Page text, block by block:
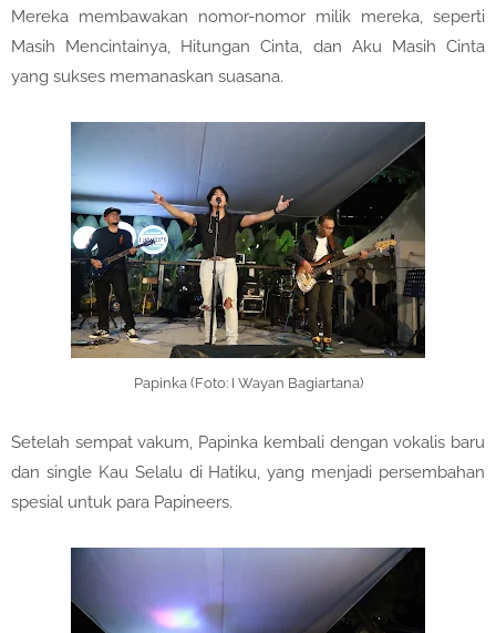
Mereka membawakan nomor-nomor milik mereka, seperti
Masih Mencintainya, Hitungan Cinta, dan Aku Masih Cinta
yang sukses memanaskan suasana.
Papinka (Foto: I Wayan Bagiartana)
Setelah sempat vakum, Papinka kembali dengan vokalis baru
dan single Kau Selalu di Hatiku, yang menjadi persembahan
spesial untuk para Papineers.